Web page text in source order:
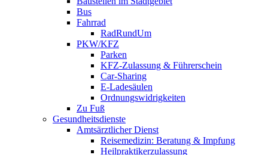
Bus
Fahrrad
RadRundUm
PKW/KFZ
Parken
KFZ-Zulassung & Führerschein
Car-Sharing
E-Ladesäulen
Ordnungswidrigkeiten
Zu Fuß
Gesundheitsdienste
Amtsärztlicher Dienst
Reisemedizin: Beratung & Impfung
Heilpraktikerzulassung